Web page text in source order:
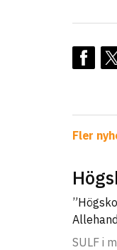
Fler
SULF i